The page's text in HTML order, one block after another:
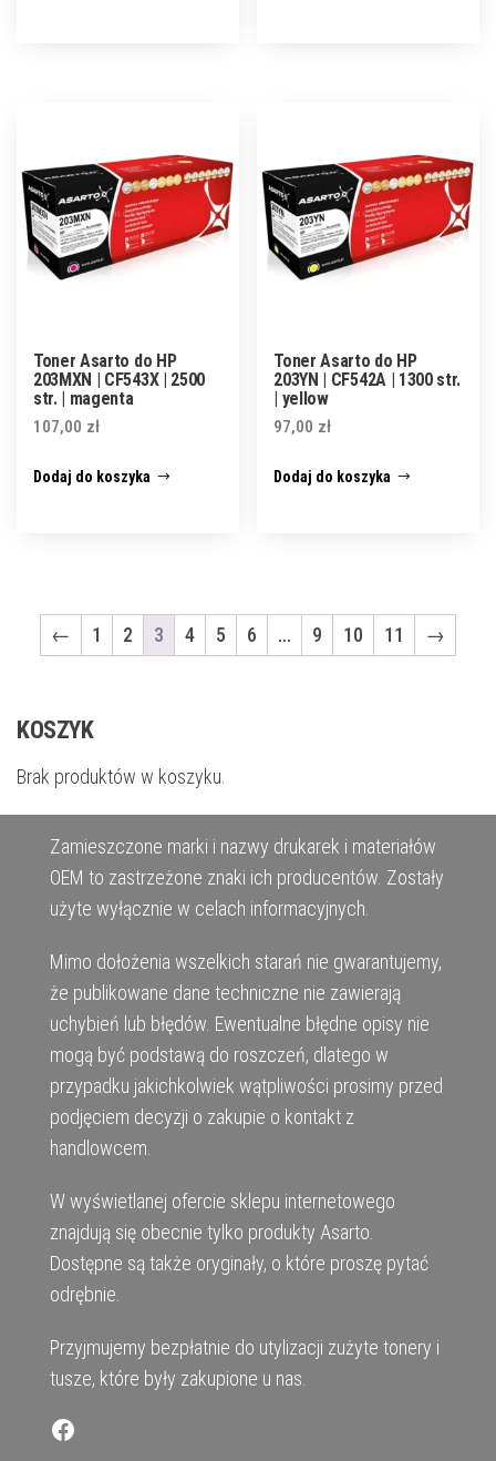
Toner Asarto do HP
203MXN | CF543X | 2500
str. | magenta
107,00 zł
Dodaj do koszyka
Toner Asarto do HP
203YN | CF542A | 1300 str.
| yellow
97,00 zł
Dodaj do koszyka
← 1 2 3 4 5 6 … 9 10 11 →
KOSZYK
Brak produktów w koszyku.
Zamieszczone marki i nazwy drukarek i materiałów
OEM to zastrzeżone znaki ich producentów. Zostały
użyte wyłącznie w celach informacyjnych.
Mimo dołożenia wszelkich starań nie gwarantujemy,
że publikowane dane techniczne nie zawierają
uchybień lub błędów. Ewentualne błędne opisy nie
mogą być podstawą do roszczeń, dlatego w
przypadku jakichkolwiek wątpliwości prosimy przed
podjęciem decyzji o zakupie o kontakt z
handlowcem.
W wyświetlanej ofercie sklepu internetowego
znajdują się obecnie tylko produkty Asarto.
Dostępne są także oryginały, o które proszę pytać
odrębnie.
Przyjmujemy bezpłatnie do utylizacji zużyte tonery i
tusze, które były zakupione u nas.
Facebook